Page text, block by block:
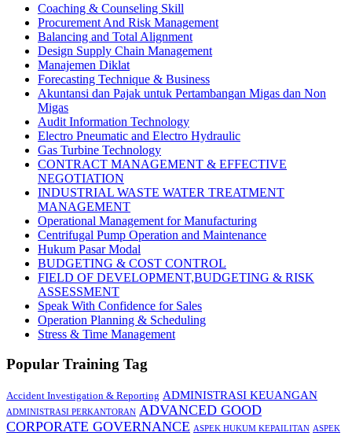
Coaching & Counseling Skill
Procurement And Risk Management
Balancing and Total Alignment
Design Supply Chain Management
Manajemen Diklat
Forecasting Technique & Business
Akuntansi dan Pajak untuk Pertambangan Migas dan Non
Migas
Audit Information Technology
Electro Pneumatic and Electro Hydraulic
Gas Turbine Technology
CONTRACT MANAGEMENT & EFFECTIVE
NEGOTIATION
INDUSTRIAL WASTE WATER TREATMENT
MANAGEMENT
Operational Management for Manufacturing
Centrifugal Pump Operation and Maintenance
Hukum Pasar Modal
BUDGETING & COST CONTROL
FIELD OF DEVELOPMENT,BUDGETING & RISK
ASSESSMENT
Speak With Confidence for Sales
Operation Planning & Scheduling
Stress & Time Management
Popular Training Tag
Accident Investigation & Reporting ADMINISTRASI KEUANGAN
ADMINISTRASI PERKANTORAN ADVANCED GOOD
CORPORATE GOVERNANCE ASPEK HUKUM KEPAILITAN ASPEK